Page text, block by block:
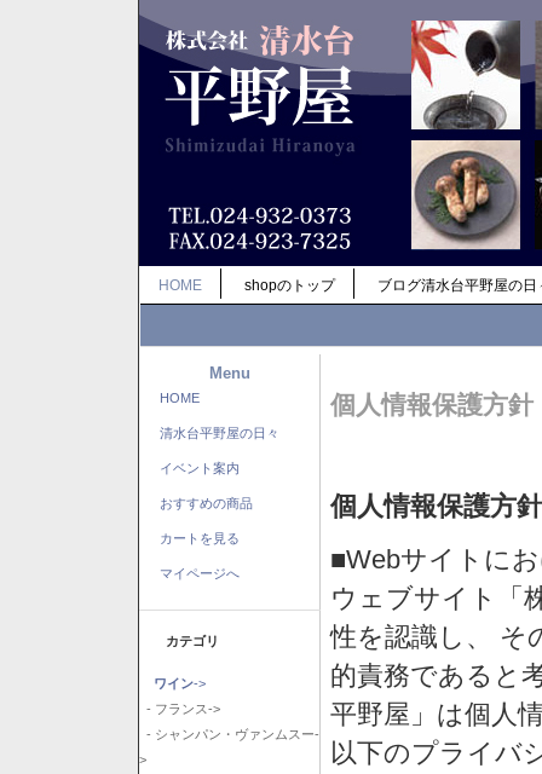
HOME shopのトップ ブログ清水台平野屋の日
Menu
HOME
清水台平野屋の日々
イベント案内
おすすめの商品
カートを見る
マイページへ
カテゴリ
ワイン->
- フランス->
- シャンパン・ヴァンムスー-
>
個人情報保護方針
個人情報保護方針
■Webサイトに
ウェブサイト「
性を認識し、 そ
的責務であると
平野屋」は個人
以下のプライバ